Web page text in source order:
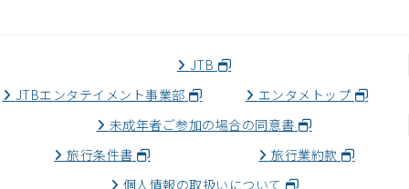
JTB
JTBエンタテイメント事業部
エンタメトップ
未成年者ご参加の場合の同意書
旅行条件書
旅行業約款
個人情報の取扱いについて